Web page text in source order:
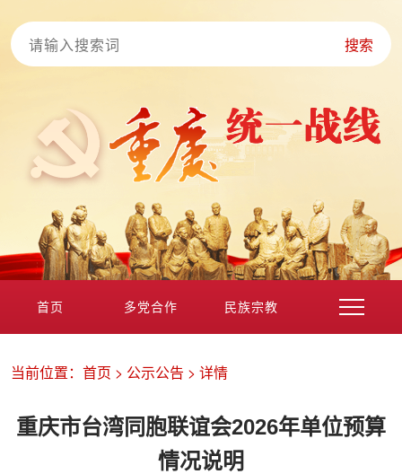
搜索
首页 多党合作 民族宗教
侨务工作 区县动态 统战历史文化
当前位置： 首页 > 公示公告 > 详情
重庆市台湾同胞联谊会2026年单位预算
情况说明